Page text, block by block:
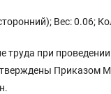
Вес: 0.06;
труда при
Приказом